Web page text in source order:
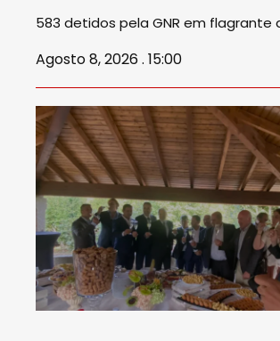
583 detidos pela GNR em flagrante
Agosto 8, 2026 . 15:00